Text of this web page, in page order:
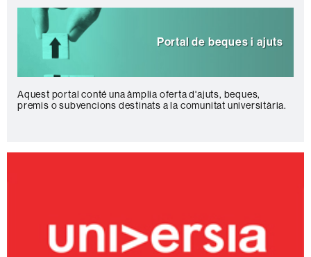
Portal de beques i ajuts
Aquest portal conté una àmplia oferta d'ajuts, beques,
premis o subvencions destinats a la comunitat universitària.